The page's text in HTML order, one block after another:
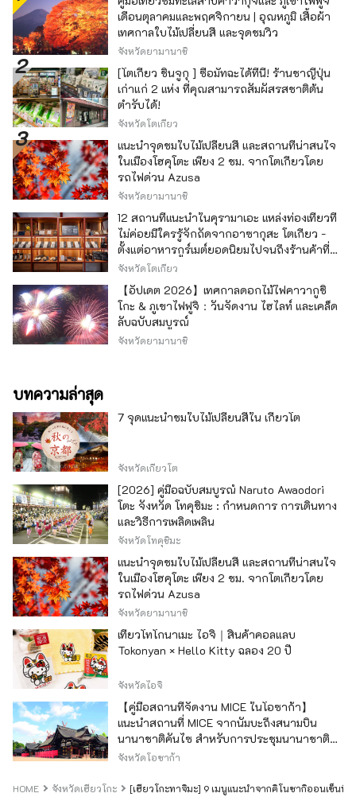
เดือนตุลาคมและพฤศจิกายน | อุณหภูมิ เสื้อผ้า
เทศกาลใบไม้เปลี่ยนสี และจุดชมวิว
จังหวัดยามานาชิ
[โตเกียว ชินจูกุ ] ซื้อมัทฉะได้ที่นี่! ร้านชาญี่ปุ่น
เก่าแก่ 2 แห่ง ที่คุณสามารถสัมผัสรสชาติต้น
ตำรับได้!
จังหวัดโตเกียว
แนะนำจุดชมใบไม้เปลี่ยนสี และสถานที่น่าสนใจ
ในเมืองโฮคุโตะ เพียง 2 ชม. จากโตเกียวโดย
รถไฟด่วน Azusa
จังหวัดยามานาชิ
12 สถานที่แนะนำในคุรามาเอะ แหล่งท่องเที่ยวที่
ไม่ค่อยมีใครรู้จักถัดจากอาซากุสะ โตเกียว -
ตั้งแต่อาหารกูร์เมต์ยอดนิยมไปจนถึงร้านค้าที่มี
เอกลักษณ์ -
จังหวัดโตเกียว
【อัปเดต 2026】เทศกาลดอกไม้ไฟคาวากูชิ
โกะ & ภูเขาไฟฟูจิ：วันจัดงาน ไฮไลท์ และเคล็ด
ลับฉบับสมบูรณ์
จังหวัดยามานาชิ
บทความล่าสุด
7 จุดแนะนำชมใบไม้เปลี่ยนสีใน เกียวโต
จังหวัดเกียวโต
[2026] คู่มือฉบับสมบูรณ์ Naruto Awaodori
โตะ จังหวัด โทคุชิมะ : กำหนดการ การเดินทาง
และวิธีการเพลิดเพลิน
จังหวัดโทคุชิมะ
แนะนำจุดชมใบไม้เปลี่ยนสี และสถานที่น่าสนใจ
ในเมืองโฮคุโตะ เพียง 2 ชม. จากโตเกียวโดย
รถไฟด่วน Azusa
จังหวัดยามานาชิ
เที่ยวโทโกนาเมะ ไอจิ｜สินค้าคอลแลบ
Tokonyan × Hello Kitty ฉลอง 20 ปี
จังหวัดไอจิ
【คู่มือสถานที่จัดงาน MICE ในโอซาก้า】
แนะนำสถานที่ MICE จากนัมบะถึงสนามบิน
นานาชาติคันไซ สำหรับการประชุมนานาชาติ
และกิจกรรมองค์กร
จังหวัดโอซาก้า
HOME จังหวัดเฮียวโกะ [เฮียวโกะทาจิมะ] 9 เมนูแนะนำจากคิโนซากิออนเซ็น